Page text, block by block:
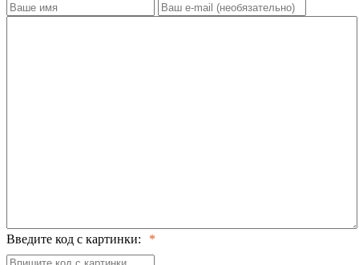
Введите код с картинки: